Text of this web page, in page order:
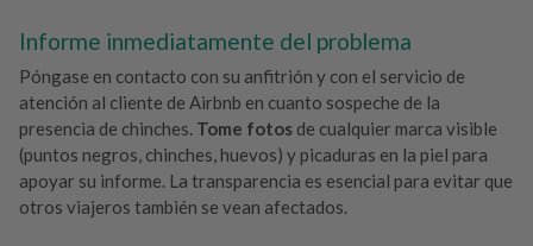
Informe inmediatamente del problema
Póngase en contacto con su anfitrión y con el servicio de
atención al cliente de Airbnb en cuanto sospeche de la
presencia de chinches. Tome fotos de cualquier marca visible
(puntos negros, chinches, huevos) y picaduras en la piel para
apoyar su informe. La transparencia es esencial para evitar que
otros viajeros también se vean afectados.